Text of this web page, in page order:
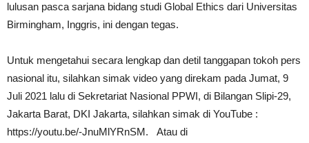
lulusan pasca sarjana bidang studi Global Ethics dari Universitas
Birmingham, Inggris, ini dengan tegas.
Untuk mengetahui secara lengkap dan detil tanggapan tokoh pers
nasional itu, silahkan simak video yang direkam pada Jumat, 9
Juli 2021 lalu di Sekretariat Nasional PPWI, di Bilangan Slipi-29,
Jakarta Barat, DKI Jakarta, silahkan simak di YouTube :
https://youtu.be/-JnuMlYRnSM. Atau di